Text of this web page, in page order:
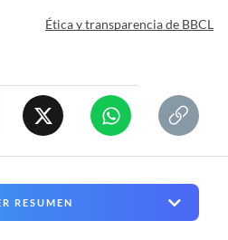
Ética y transparencia de BBCL
RESUMEN